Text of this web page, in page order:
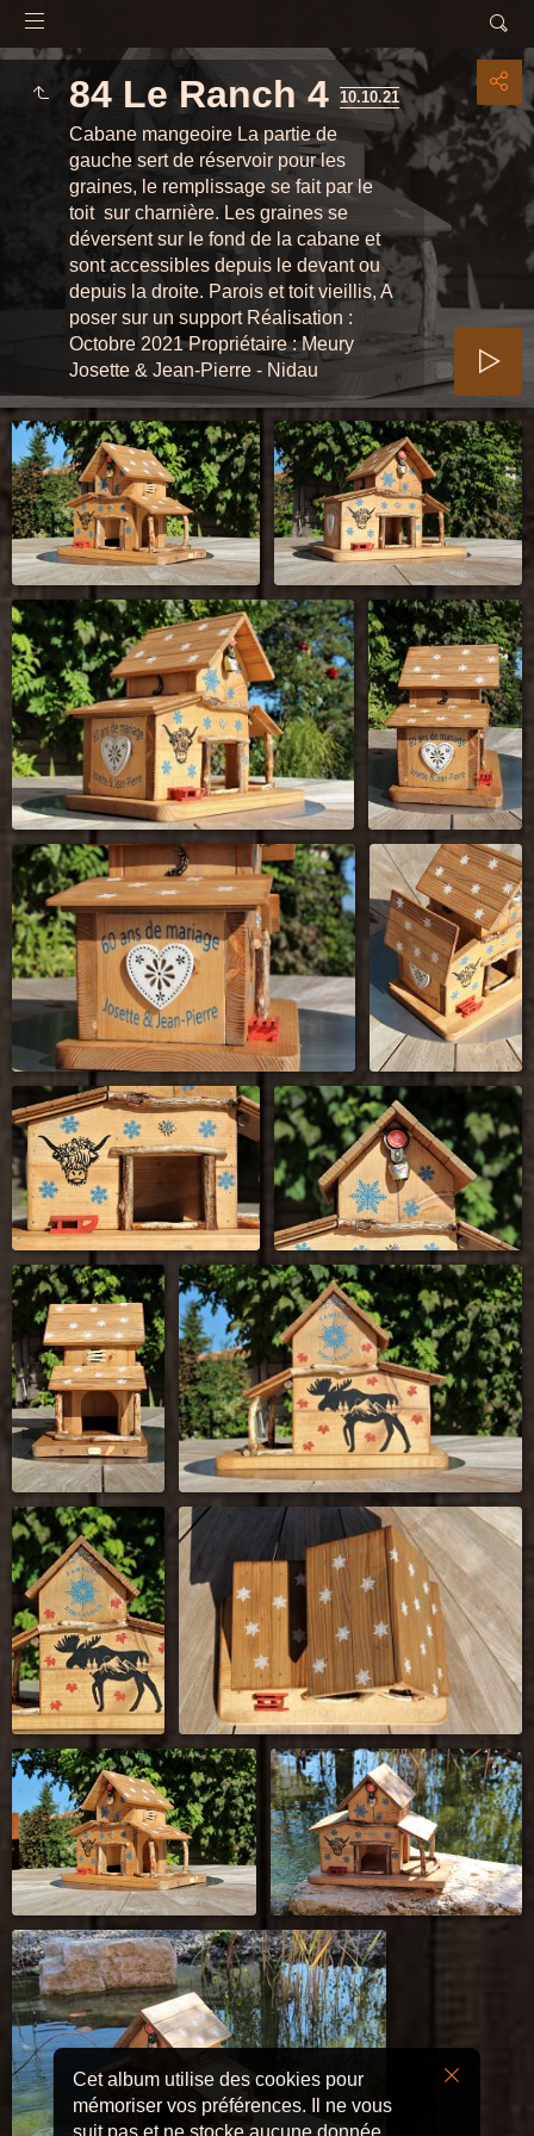
84 Le Ranch 4 10.10.21
Cabane mangeoire La partie de
gauche sert de réservoir pour les
graines, le remplissage se fait par le
toit sur charnière. Les graines se
déversent sur le fond de la cabane et
sont accessibles depuis le devant ou
depuis la droite. Parois et toit vieillis, A
poser sur un support Réalisation :
Octobre 2021 Propriétaire : Meury
Josette & Jean-Pierre - Nidau
Cet album utilise des cookies pour
mémoriser vos préférences. Il ne vous
suit pas et ne stocke aucune donnée